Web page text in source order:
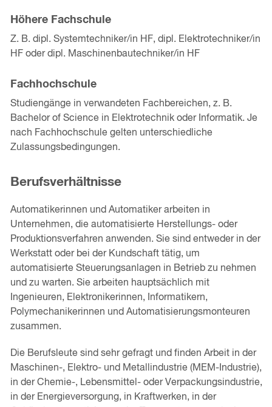
Höhere Fachschule
Z. B. dipl. Systemtechniker/in HF, dipl. Elektrotechniker/in
HF oder dipl. Maschinenbautechniker/in HF
Fachhochschule
Studiengänge in verwandeten Fachbereichen, z. B.
Bachelor of Science in Elektrotechnik oder Informatik. Je
nach Fachhochschule gelten unterschiedliche
Zulassungsbedingungen.
Berufsverhältnisse
Automatikerinnen und Automatiker arbeiten in
Unternehmen, die automatisierte Herstellungs- oder
Produktionsverfahren anwenden. Sie sind entweder in der
Werkstatt oder bei der Kundschaft tätig, um
automatisierte Steuerungsanlagen in Betrieb zu nehmen
und zu warten. Sie arbeiten hauptsächlich mit
Ingenieuren, Elektronikerinnen, Informatikern,
Polymechanikerinnen und Automatisierungsmonteuren
zusammen.
Die Berufsleute sind sehr gefragt und finden Arbeit in der
Maschinen-, Elektro- und Metallindustrie (MEM-Industrie),
in der Che­mie-, Lebensmittel- oder Verpackungsindustrie,
in der Energieversorgung, in Kraftwerken, in der